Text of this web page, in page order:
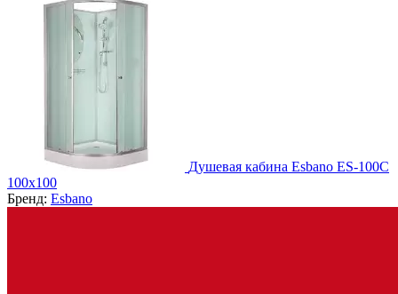
Душевая кабина Esbano ES-100C
100х100
Бренд: Esbano